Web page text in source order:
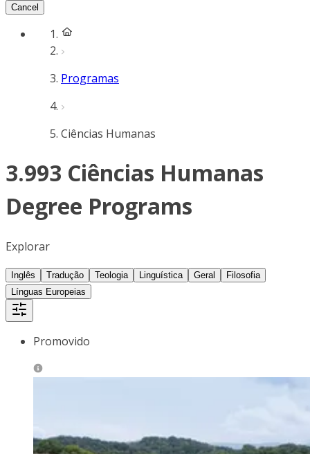
Cancel
Programas
Ciências Humanas
3.993 Ciências Humanas
Degree Programs
Explorar
Inglês Tradução Teologia Linguística Geral
Filosofia
Línguas Europeias
Promovido